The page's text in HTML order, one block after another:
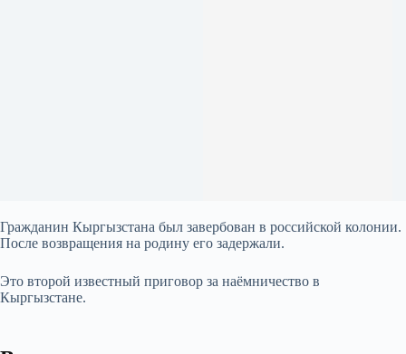
Гражданин Кыргызстана был завербован в российской колонии.
После возвращения на родину его задержали.
Это второй известный приговор за наёмничество в
Кыргызстане.